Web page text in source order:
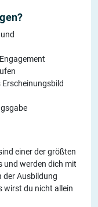
einer der größten
und werden dich mit
der Ausbildung
wirst du nicht allein